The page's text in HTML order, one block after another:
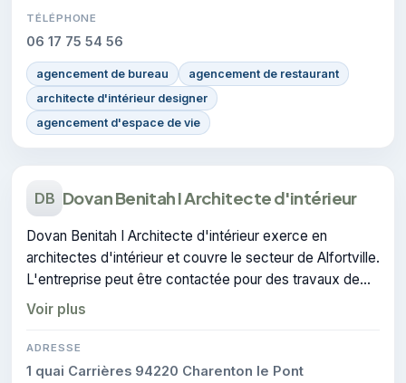
TÉLÉPHONE
06 17 75 54 56
agencement de bureau
agencement de restaurant
architecte d'intérieur designer
agencement d'espace de vie
DB Dovan Benitah I Architecte d'intérieur
Dovan Benitah I Architecte d'intérieur exerce en
architectes d'intérieur et couvre le secteur de Alfortville.
L'entreprise peut être contactée pour des travaux de
architecture d'intérieur.
Voir plus
ADRESSE
1 quai Carrières 94220 Charenton le Pont